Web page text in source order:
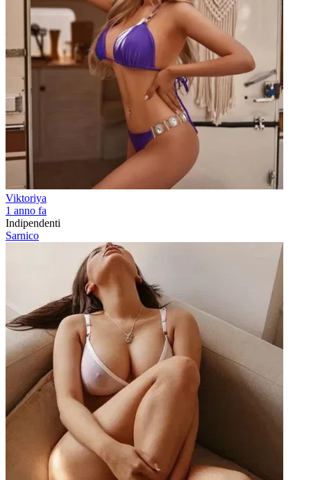
Viktoriya
1 anno fa
Indipendenti
Sarnico